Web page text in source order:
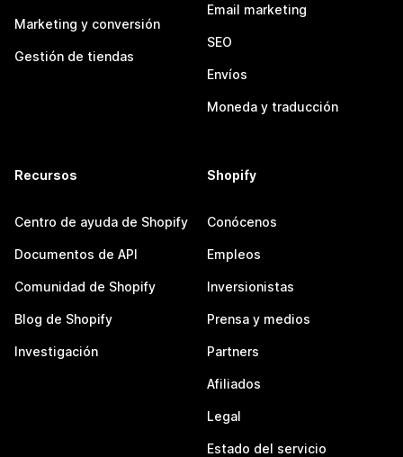
Marketing y conversión
Gestión de tiendas
Email marketing
SEO
Envíos
Moneda y traducción
Recursos
Centro de ayuda de Shopify
Documentos de API
Comunidad de Shopify
Blog de Shopify
Investigación
Shopify
Conócenos
Empleos
Inversionistas
Prensa y medios
Partners
Afiliados
Legal
Estado del servicio